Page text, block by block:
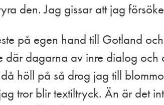
den. Jag gissar att jag
på egen hand till Gotland
där dagarna av inre dialog och
höll på så drog jag till
tror blir textiltryck. Än är det